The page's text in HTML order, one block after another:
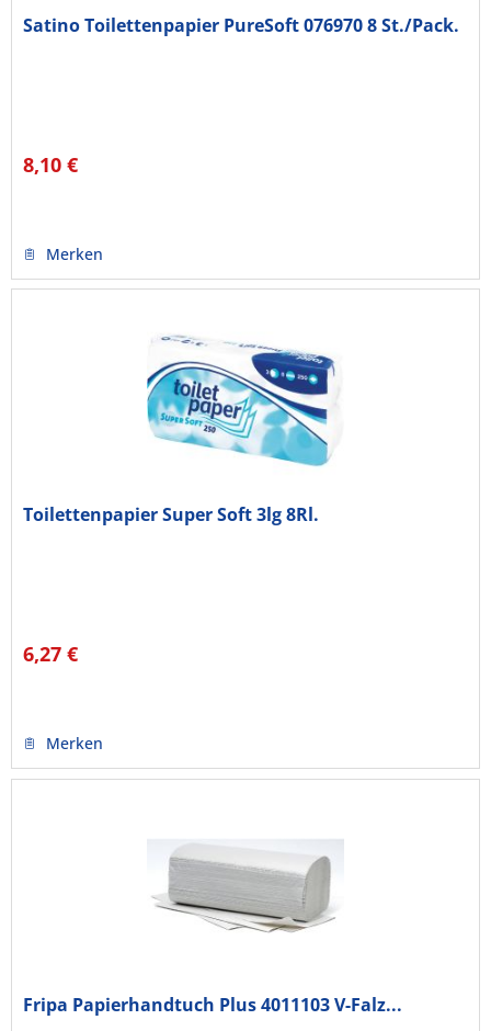
Satino Toilettenpapier PureSoft 076970 8 St./Pack.
8,10 €
Merken
Toilettenpapier Super Soft 3lg 8Rl.
6,27 €
Merken
Fripa Papierhandtuch Plus 4011103 V-Falz...